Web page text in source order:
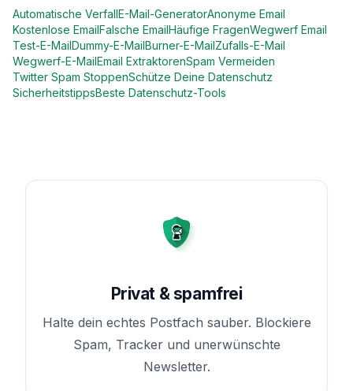
Automatische VerfallE-Mail-GeneratorAnonyme Email
Kostenlose EmailFalsche EmailHäufige FragenWegwerf Email
Test-E-MailDummy-E-MailBurner-E-MailZufalls-E-Mail
Wegwerf-E-MailEmail ExtraktorenSpam Vermeiden
Twitter Spam StoppenSchütze Deine Datenschutz
SicherheitstippsBeste Datenschutz-Tools
Privat & spamfrei
Halte dein echtes Postfach sauber. Blockiere
Spam, Tracker und unerwünschte
Newsletter.